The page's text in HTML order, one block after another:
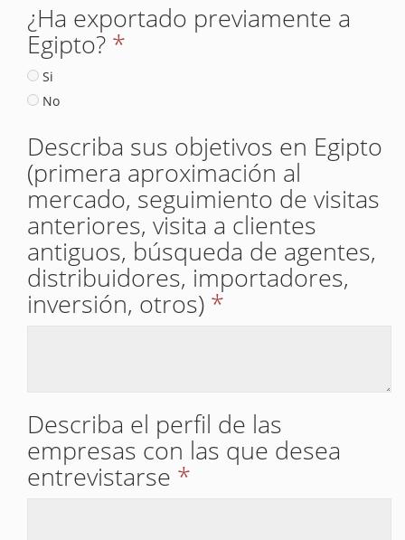
¿Ha exportado previamente a
Egipto? *
Si
No
Describa sus objetivos en Egipto
(primera aproximación al
mercado, seguimiento de visitas
anteriores, visita a clientes
antiguos, búsqueda de agentes,
distribuidores, importadores,
inversión, otros) *
Describa el perfil de las
empresas con las que desea
entrevistarse *